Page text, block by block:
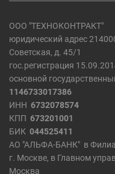
ООО "ТЕХНОКОНТРАКТ"
юридический адрес
Советская, д. 45/1
гос.регистрация
основной
1146733017386
ИНН 6732078574
КПП 673201001
БИК 044525411
АО "АЛЬФА-БАНК" в
г. Москве, в Главном
Москва